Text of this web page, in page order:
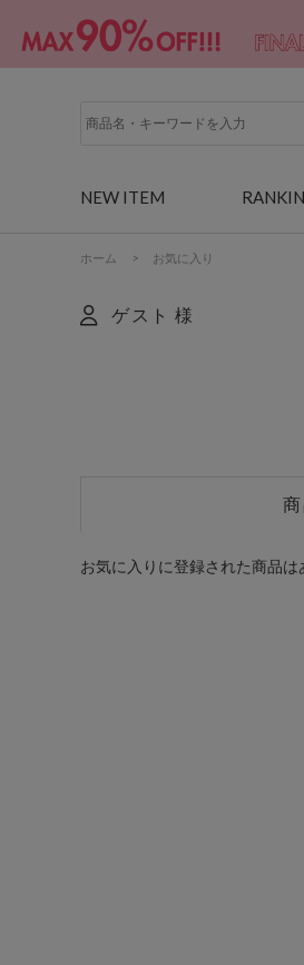
NEW ITEM
ホーム > お気に入り
ゲスト 様
お気に入りに登録された商品は